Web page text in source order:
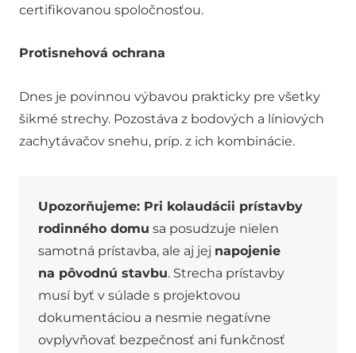
certifikovanou spoločnosťou.
Protisnehová ochrana
Dnes je povinnou výbavou prakticky pre všetky
šikmé strechy. Pozostáva z bodových a líniových
zachytávačov snehu, príp. z ich kombinácie.
Upozorňujeme: Pri kolaudácii prístavby
rodinného domu sa posudzuje nielen
samotná prístavba, ale aj jej napojenie
na pôvodnú stavbu. Strecha prístavby
musí byť v súlade s projektovou
dokumentáciou a nesmie negatívne
ovplyvňovať bezpečnosť ani funkčnosť